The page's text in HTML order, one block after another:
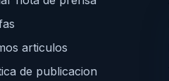
articulos
de publicacion